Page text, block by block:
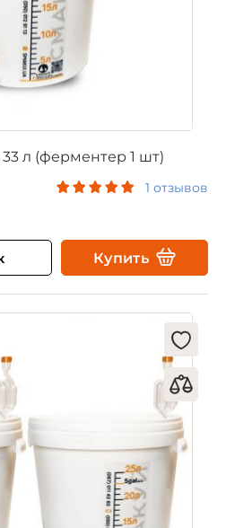
л (ферментер 1 шт)
1 отзывов
Купить